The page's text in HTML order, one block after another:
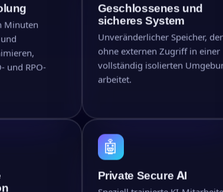
Minuten
und RPO-
Geschlossenes und
sicheres System
Unveränderlicher Speicher, der
ohne externen Zugriff in einer
vollständig isolierten
arbeitet.
🤖
Private Secure AI